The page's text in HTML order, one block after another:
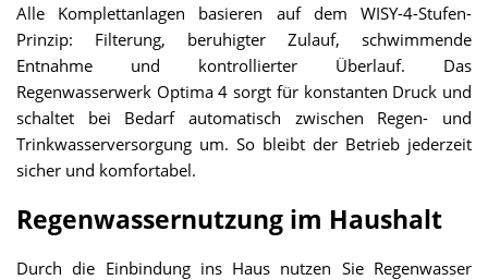
Alle Komplettanlagen basieren auf dem WISY-4-Stufen-
Prinzip: Filterung, beruhigter Zulauf, schwimmende
Entnahme und kontrollierter Überlauf. Das
Regenwasserwerk Optima 4 sorgt für konstanten Druck und
schaltet bei Bedarf automatisch zwischen Regen- und
Trinkwasserversorgung um. So bleibt der Betrieb jederzeit
sicher und komfortabel.
Regenwassernutzung im Haushalt
Durch die Einbindung ins Haus nutzen Sie Regenwasser